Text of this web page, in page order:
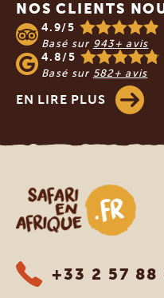
NOS CLIENTS
4.9/5
Basé sur 943+ avis
4.8/5
Basé sur 582+ avis
EN LIRE PLUS
Safari en Afrique
+33 2 57 88